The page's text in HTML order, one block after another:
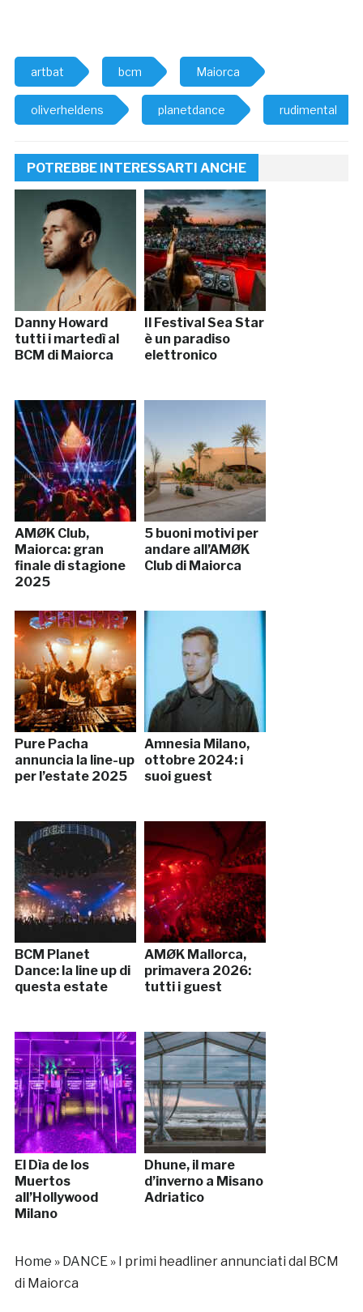
artbat bcm Maiorca
oliverheldens planetdance rudimental
POTREBBE INTERESSARTI ANCHE
Danny Howard
tutti i martedì al
BCM di Maiorca
Il Festival Sea Star
è un paradiso
elettronico
AMØK Club,
Maiorca: gran
finale di stagione
2025
5 buoni motivi per
andare all’AMØK
Club di Maiorca
Pure Pacha
annuncia la line-up
per l’estate 2025
Amnesia Milano,
ottobre 2024: i
suoi guest
BCM Planet
Dance: la line up di
questa estate
AMØK Mallorca,
primavera 2026:
tutti i guest
El Dìa de los
Muertos
all’Hollywood
Milano
Dhune, il mare
d’inverno a Misano
Adriatico
Home » DANCE»
I primi headliner annunciati dal BCM
di Maiorca